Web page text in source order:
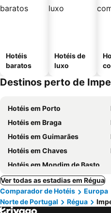
Hotéis
baratos
Hotéis de
luxo
Destinos perto de
Hotéis em Porto
Hotéis em Braga
Hotéis em Guimarães
Hotéis em Chaves
Hotéis em Mondim de Basto
Ver todas as estadias em Régua
Comparador de Hotéis
Europa
Norte de Portugal
Régua